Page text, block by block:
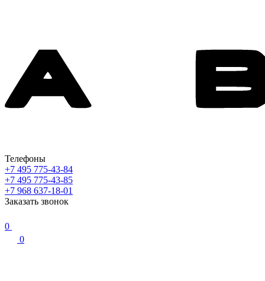
Телефоны
+7 495 775-43-84
+7 495 775-43-85
+7 968 637-18-01
Заказать звонок
0
0